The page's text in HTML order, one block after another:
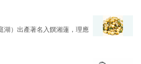
湖）出產著名入饌湘蓮，理應